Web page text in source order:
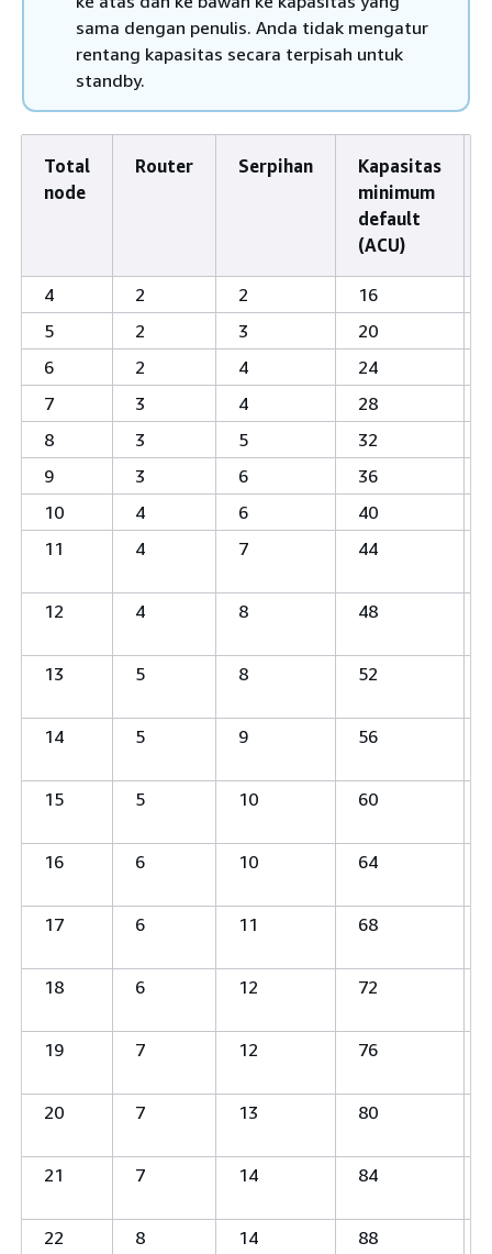
sama dengan penulis. Anda tidak mengatur
rentang kapasitas secara terpisah untuk
standby.
Total
node
Router Serpihan
Kapasitas
minimum
default
(ACU)
4 2 2 16
5
2 3 20
6
2 4 24
7
3 4 28
8
3 5 32
9
3 6 36
10
4 6 40
11
4 7 44
12
4 8 48
13
5 8 52
14
5 9 56
15
5 10 60
16
6 10 64
17
6 11 68
18
6 12 72
19
7 12 76
20
7 13 80
21
7 14 84
22
8 14 88